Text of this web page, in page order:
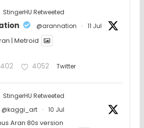
StingerHU Retweeted
@arannation · 11 Jul
| Metroid
402 4052 Twitter
StingerHU Retweeted
@kaggi_art · 10 Jul
Aran 80s version